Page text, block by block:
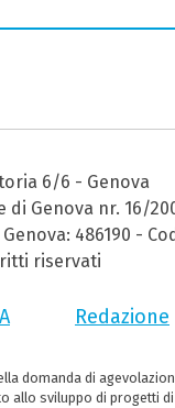
6/6 - Genova
Genova nr. 16/
486190 -
riservati
Redazione
della domanda di
allo sviluppo di progetti